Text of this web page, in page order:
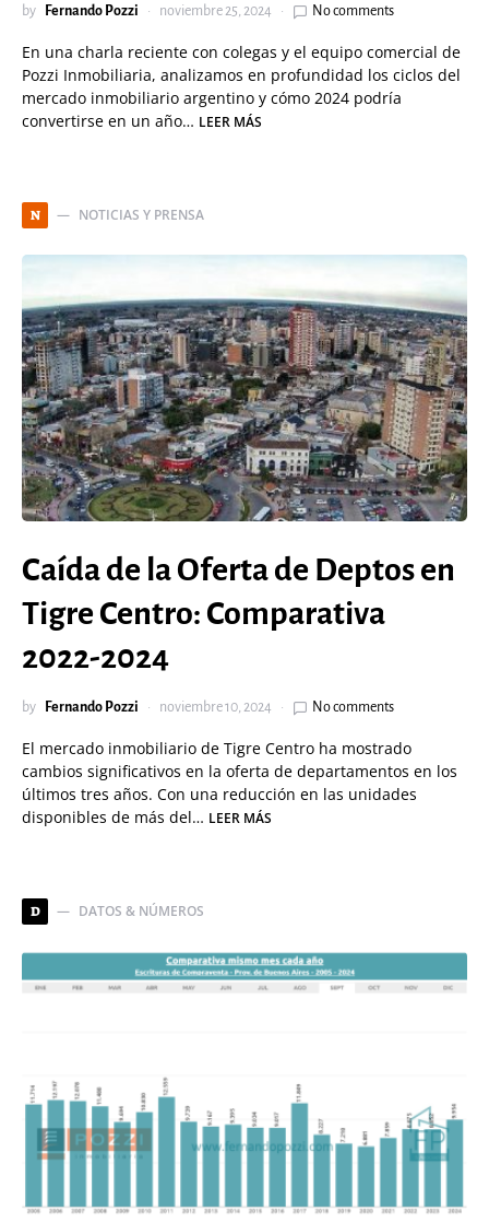
by Fernando Pozzi noviembre 25, 2024 No comments
En una charla reciente con colegas y el equipo comercial de
Pozzi Inmobiliaria, analizamos en profundidad los ciclos del
mercado inmobiliario argentino y cómo 2024 podría
convertirse en un año… LEER MÁS
N NOTICIAS Y PRENSA
Caída de la Oferta de Deptos en
Tigre Centro: Comparativa
2022-2024
by Fernando Pozzi noviembre 10, 2024 No comments
El mercado inmobiliario de Tigre Centro ha mostrado
cambios significativos en la oferta de departamentos en los
últimos tres años. Con una reducción en las unidades
disponibles de más del… LEER MÁS
D DATOS & NÚMEROS